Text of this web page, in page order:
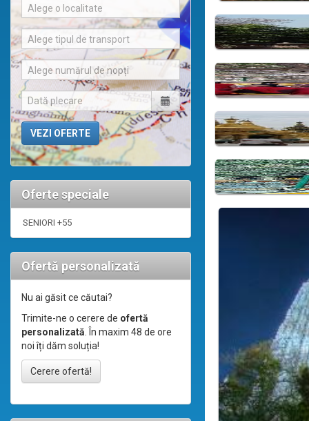
Alege o localitate
Alege tipul de transport
Alege numărul de nopți
Oferte speciale
SENIORI +55
Ofertă personalizată
Nu ai găsit ce căutai?
Trimite-ne o cerere de ofertă
personalizată. În maxim 48 de ore
noi îți dăm soluția!
Cerere ofertă!